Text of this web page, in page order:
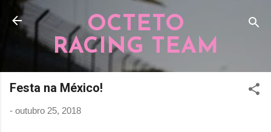
Pular para o conteúdo principal
OCTETO
RACING TEAM
Festa na México!
- outubro 25, 2018